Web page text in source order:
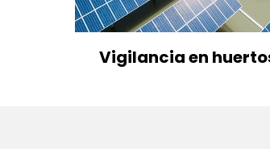
Vigilancia en